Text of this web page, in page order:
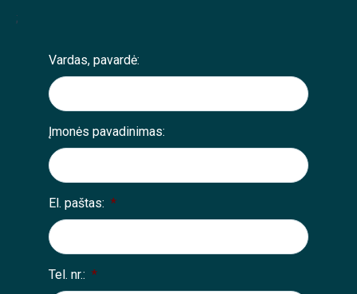
;
Vardas, pavardė:
Įmonės pavadinimas:
El. paštas: *
Tel. nr.: *